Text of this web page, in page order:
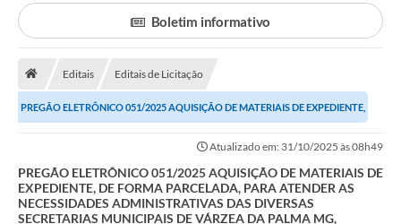
Prefeitura
Cidadão
Publicações
Transparência
Boletim informativo
Editais Editais de Licitação
PREGÃO ELETRÔNICO 051/2025 AQUISIÇÃO DE MATERIAIS DE EXPEDIENTE,
DE FORMA PARCELADA, PARA ATENDER AS...
Atualizado em: 31/10/2025 às 08h49
PREGÃO ELETRÔNICO 051/2025 AQUISIÇÃO DE MATERIAIS DE
EXPEDIENTE, DE FORMA PARCELADA, PARA ATENDER AS
NECESSIDADES ADMINISTRATIVAS DAS DIVERSAS
SECRETARIAS MUNICIPAIS DE VÁRZEA DA PALMA MG,